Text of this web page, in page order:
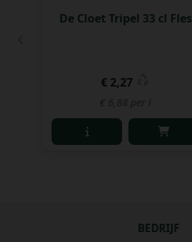
De Cloet Tripel 33 cl Fles
€ 2,27
€ 6,88 per l
BEDRIJF